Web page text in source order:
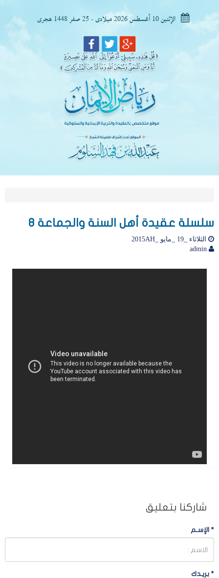
الإثنين 10 أغسطس 2026 ميلادى - 25 صفر 1448 هجرى
سلسلة عقيدة أهل السنة والجماعة 8
الثلاثاء _19 _مايو _2015AH
شاركنا بتعليق
* الإسـم
* بريـدك